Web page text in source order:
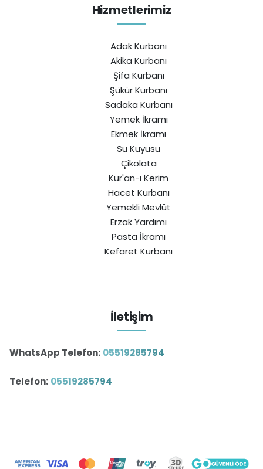
Hizmetlerimiz
Adak Kurbanı
Akika Kurbanı
Şifa Kurbanı
Şükür Kurbanı
Sadaka Kurbanı
Yemek İkramı
Ekmek İkramı
Su Kuyusu
Çikolata
Kur'an-ı Kerim
Hacet Kurbanı
Yemekli Mevlüt
Erzak Yardımı
Pasta İkramı
Kefaret Kurbanı
İletişim
WhatsApp Telefon: 05519285794
Telefon: 05519285794